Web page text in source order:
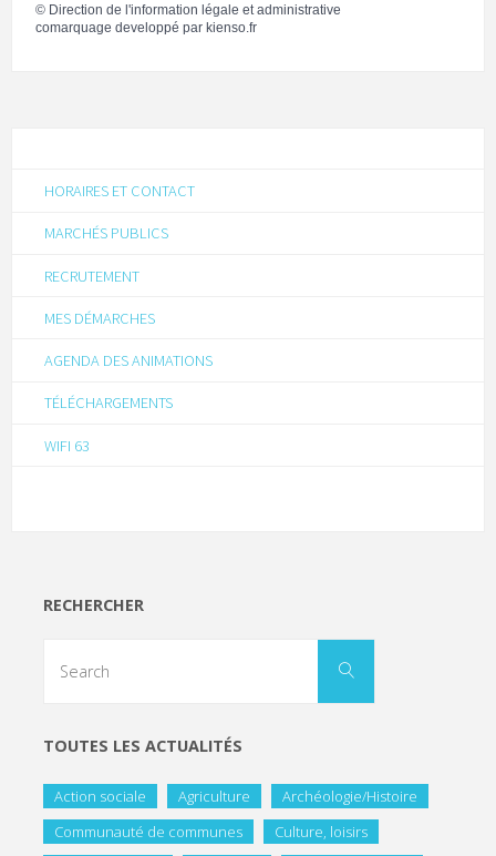
© Direction de l'information légale et administrative
comarquage developpé par kienso.fr
HORAIRES ET CONTACT
MARCHÉS PUBLICS
RECRUTEMENT
MES DÉMARCHES
AGENDA DES ANIMATIONS
TÉLÉCHARGEMENTS
WIFI 63
RECHERCHER
TOUTES LES ACTUALITÉS
Action sociale Agriculture
Archéologie/Histoire
Communauté de communes
Culture, loisirs